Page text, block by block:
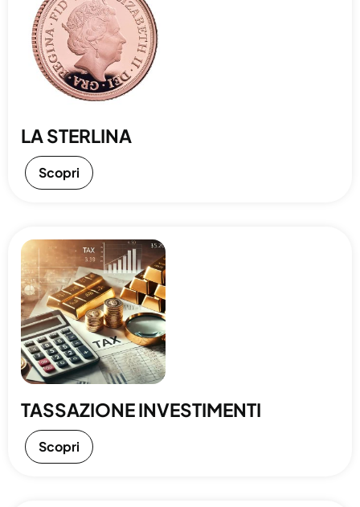
LA STERLINA
Scopri
TASSAZIONE INVESTIMENTI
Scopri